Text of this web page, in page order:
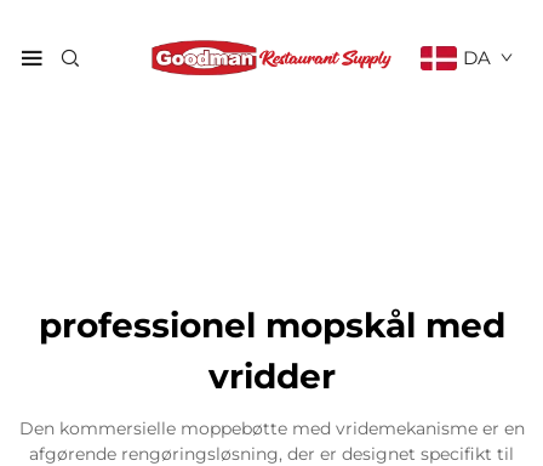
DA
professionel mopskål med
vridder
Den kommersielle moppebøtte med vridemekanisme er en
afgørende rengøringsløsning, der er designet specifikt til